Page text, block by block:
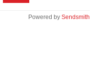
Powered by Sendsmith